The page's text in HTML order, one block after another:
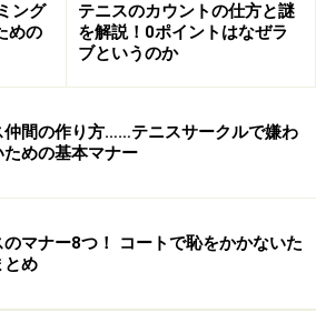
ング
めの
テニスのカウントの仕方と謎
を解説！0ポイントはなぜラ
ブというのか
仲間の作り方……テニスサークルで嫌わ
ための基本マナー
のマナー8つ！ コートで恥をかかないた
とめ